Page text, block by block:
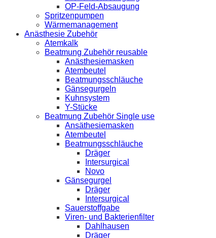
OP-Feld-Absaugung
Spritzenpumpen
Wärmemanagement
Anästhesie Zubehör
Atemkalk
Beatmung Zubehör reusable
Anästhesiemasken
Atembeutel
Beatmungsschläuche
Gänsegurgeln
Kuhnsystem
Y-Stücke
Beatmung Zubehör Single use
Ansäthesiemasken
Atembeutel
Beatmungsschläuche
Dräger
Intersurgical
Novo
Gänsegurgel
Dräger
Intersurgical
Sauerstoffgabe
Viren- und Bakterienfilter
Dahlhausen
Dräger